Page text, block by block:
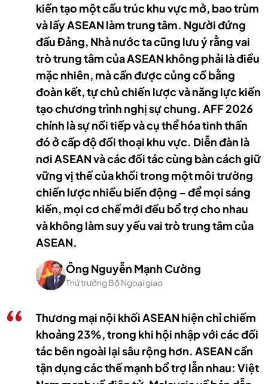
kiến tạo một cấu trúc khu vực mở, bao trùm
và lấy ASEAN làm trung tâm. Người đứng
đầu Đảng, Nhà nước ta cũng lưu ý rằng vai
trò trung tâm của ASEAN không phải là điều
mặc nhiên, mà cần được củng cố bằng
đoàn kết, tự chủ chiến lược và năng lực kiến
tạo chương trình nghị sự chung. AFF 2026
chính là sự nối tiếp và cụ thể hóa tinh thần
đó ở cấp độ đối thoại khu vực. Diễn đàn là
nơi ASEAN và các đối tác cùng bàn cách giữ
vững vị thế của khối trong một môi trường
chiến lược nhiều biến động – để mọi sáng
kiến, mọi cơ chế mới đều bổ trợ cho nhau
và không làm suy yếu vai trò trung tâm của
ASEAN.
Ông Nguyễn Mạnh Cường
Thứ trưởng Bộ Ngoại giao
Thương mại nội khối ASEAN hiện chỉ chiếm
khoảng 23%, trong khi hội nhập với các đối
tác bên ngoài lại sâu rộng hơn. ASEAN cần
tận dụng các thế mạnh bổ trợ lẫn nhau: Việt